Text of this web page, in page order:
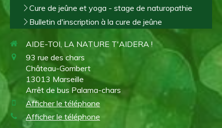
Cure de jeûne et yoga - stage de naturopathie
Bulletin d'inscription à la cure de jeûne
AIDE-TOI, LA NATURE T'AIDERA !
93 rue des chars
Château-Gombert
13013 Marseille
Arrêt de bus Palama-chars
Afficher le téléphone
Afficher le téléphone